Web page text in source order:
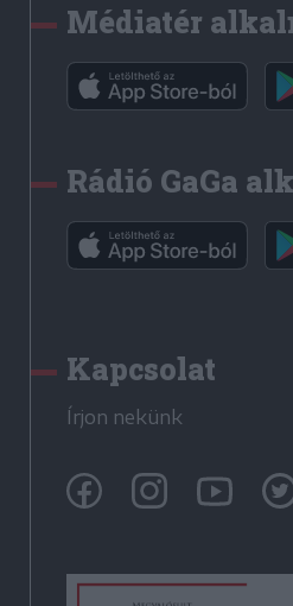
Médiatér
Rádió GaGa
Kapcsolat
Írjon nekünk